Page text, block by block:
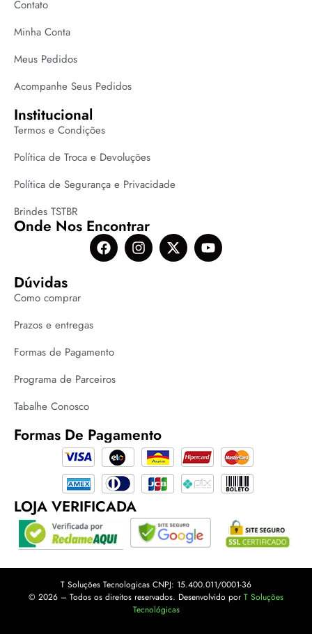
Contato
Minha Conta
Meus Pedidos
Acompanhe Seus Pedidos
Institucional
Termos e Condições
Política de Troca e Devoluções
Política de Segurança e Privacidade
Brindes TSTBR
Onde Nos Encontrar
Dúvidas
Como comprar
Prazos e entregas
Formas de Pagamento
Programa de Parceiros
Tabalhe Conosco
Formas De Pagamento
LOJA VERIFICADA
T Soluções Tecnologicas CNPJ: 15.400.011/0001-36
© 2026 – Todos os direitos reservados. Desenvolvido por T Soluções
Tecnológicas